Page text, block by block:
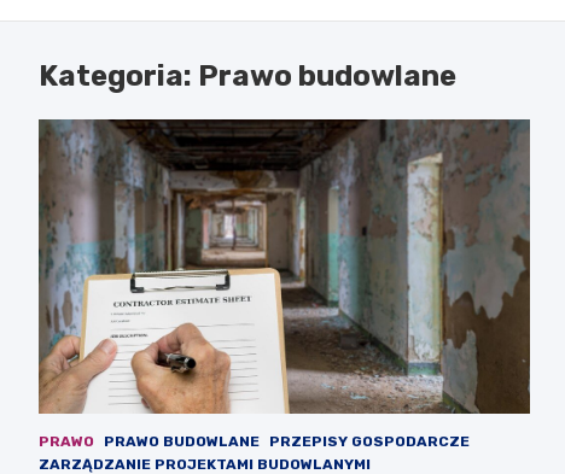
Kategoria: Prawo budowlane
PRAWO PRAWO BUDOWLANE
PRZEPISY GOSPODARCZE
ZARZĄDZANIE PROJEKTAMI BUDOWLANYMI